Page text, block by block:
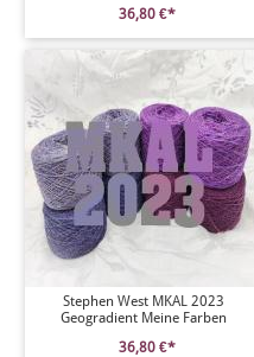
36,80 €*
Stephen West MKAL 2023
Geogradient Meine Farben
36,80 €*